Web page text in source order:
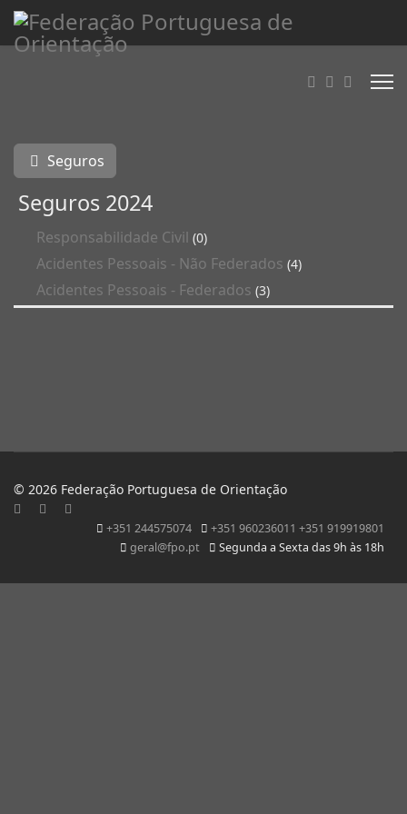
Seguros
Seguros 2024
Responsabilidade Civil (0)
Acidentes Pessoais - Não Federados (4)
Acidentes Pessoais - Federados (3)
© 2026 Federação Portuguesa de Orientação
+351 244575074
+351 960236011 +351 919919801
geral@fpo.pt
Segunda a Sexta das 9h às 18h